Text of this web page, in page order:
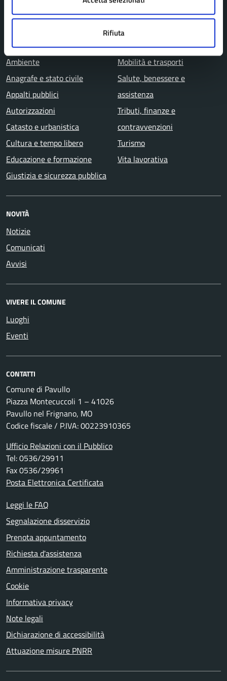
Rifiuta
Agricoltura e pesca
Ambiente
Anagrafe e stato civile
Appalti pubblici
Autorizzazioni
Catasto e urbanistica
Cultura e tempo libero
Educazione e formazione
Giustizia e sicurezza pubblica
Imprese e commercio
Mobilità e trasporti
Salute, benessere e
assistenza
Tributi, finanze e
contravvenzioni
Turismo
Vita lavorativa
NOVITÀ
Notizie
Comunicati
Avvisi
VIVERE IL COMUNE
Luoghi
Eventi
CONTATTI
Comune di Pavullo
Piazza Montecuccoli 1 – 41026
Pavullo nel Frignano, MO
Codice fiscale / P.IVA: 00223910365
Ufficio Relazioni con il Pubblico
Tel: 0536/29911
Fax 0536/29961
Posta Elettronica Certificata
Leggi le FAQ
Segnalazione disservizio
Prenota appuntamento
Richiesta d'assistenza
Amministrazione trasparente
Cookie
Informativa privacy
Note legali
Dichiarazione di accessibilità
Attuazione misure PNRR